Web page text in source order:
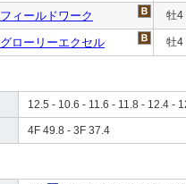
フィールドワーク 牡4
グローリーエクセル 牡4
12.5 - 10.6 - 11.6 - 11.8 - 12.4 -
4F 49.8 - 3F 37.4